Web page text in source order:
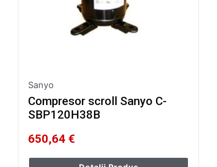
Sanyo
Compresor scroll Sanyo C-
SBP120H38B
650,64 €